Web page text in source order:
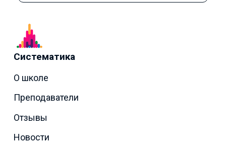
Систематика
О школе
Преподаватели
Отзывы
Новости